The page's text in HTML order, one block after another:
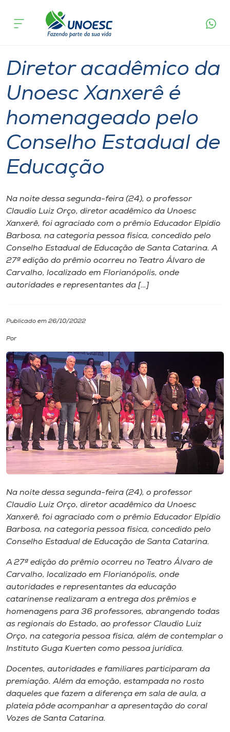
Cursos
Pesquisa
Atendimento ao Estudante
Portal de Ensino
Internacionalização
I.nova
Diplomados
Biblioteca
Editora
Rádio
Museu
Unoesc
Store
Selecione
o idioma
A+
A-
acontece
Educação
Diretor acadêmico da
Unoesc Xanxerê é
homenageado pelo
Conselho Estadual de
Educação
Na noite dessa segunda-feira (24), o professor
Claudio Luiz Orço, diretor acadêmico da Unoesc
Xanxerê, foi agraciado com o prêmio Educador Elpídio
Barbosa, na categoria pessoa física, concedido pelo
Conselho Estadual de Educação de Santa Catarina. A
27ª edição do prêmio ocorreu no Teatro Álvaro de
Carvalho, localizado em Florianópolis, onde
autoridades e representantes da […]
Publicado em 26/10/2022
Por
Na noite dessa segunda-feira (24), o professor
Claudio Luiz Orço, diretor acadêmico da Unoesc
Xanxerê, foi agraciado com o prêmio Educador Elpídio
Barbosa, na categoria pessoa física, concedido pelo
Conselho Estadual de Educação de Santa Catarina.
A 27ª edição do prêmio ocorreu no Teatro Álvaro de
Carvalho, localizado em Florianópolis, onde
autoridades e representantes da educação
catarinense realizaram a entrega dos prêmios e
homenagens para 36 professores, abrangendo todas
as regionais do Estado, ao professor Claudio Luiz
Orço, na categoria pessoa física, além de contemplar o
Instituto Guga Kuerten como pessoa jurídica.
Docentes, autoridades e familiares participaram da
premiação. Além da emoção, estampada no rosto
daqueles que fazem a diferença em sala de aula, a
plateia pôde acompanhar a apresentação do coral
Vozes de Santa Catarina.